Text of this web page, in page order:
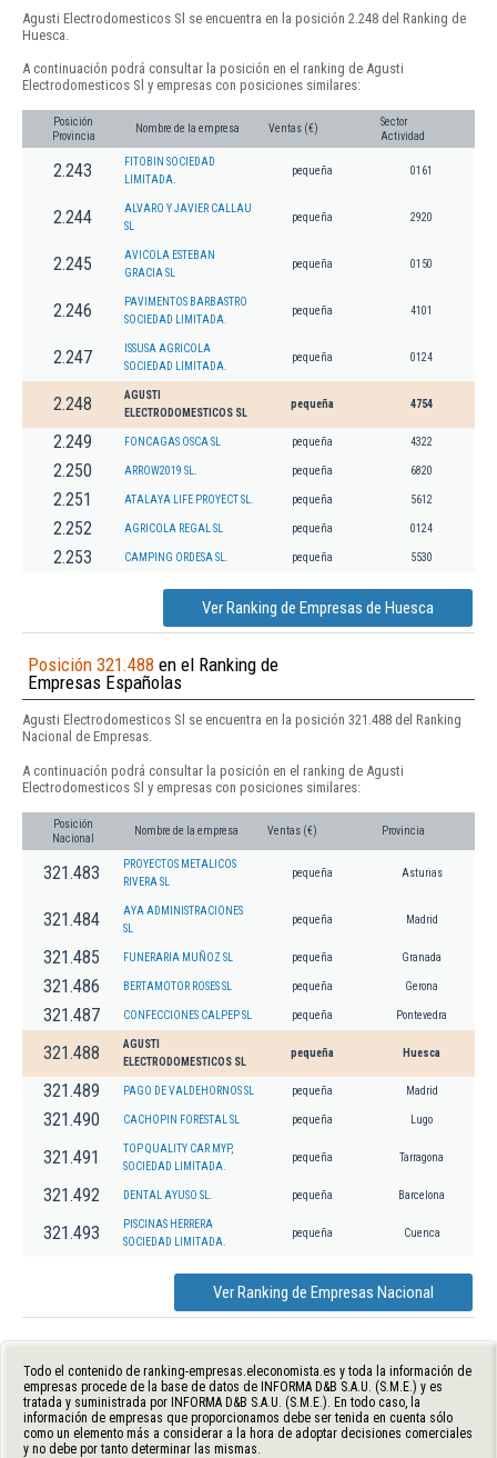
Agusti Electrodomesticos Sl se encuentra en la posición 2.248 del Ranking de
Huesca.
A continuación podrá consultar la posición en el ranking de Agusti
Electrodomesticos Sl y empresas con posiciones similares:
Posición
Provincia
Nombre de la empresa Ventas (€)
Sector
Actividad
2.243
FITOBIN SOCIEDAD
LIMITADA.
pequeña 0161
2.244
ALVARO Y JAVIER CALLAU
SL
pequeña 2920
2.245
AVICOLA ESTEBAN
GRACIA SL
pequeña 0150
2.246
PAVIMENTOS BARBASTRO
SOCIEDAD LIMITADA.
pequeña 4101
2.247
ISSUSA AGRICOLA
SOCIEDAD LIMITADA.
pequeña 0124
2.248
AGUSTI
ELECTRODOMESTICOS SL
pequeña 4754
2.249 FONCAGAS OSCA SL pequeña 4322
2.250 ARROW2019 SL. pequeña 6820
2.251 ATALAYA LIFE PROYECT SL. pequeña 5612
2.252 AGRICOLA REGAL SL pequeña 0124
2.253 CAMPING ORDESA SL. pequeña 5530
Ver Ranking de Empresas de Huesca
Posición 321.488 en el Ranking de
Empresas Españolas
Agusti Electrodomesticos Sl se encuentra en la posición 321.488 del Ranking
Nacional de Empresas.
A continuación podrá consultar la posición en el ranking de Agusti
Electrodomesticos Sl y empresas con posiciones similares:
Posición
Nacional
Nombre de la empresa Ventas (€) Provincia
321.483
PROYECTOS METALICOS
RIVERA SL
pequeña Asturias
321.484
AYA ADMINISTRACIONES
SL
pequeña Madrid
321.485 FUNERARIA MUÑOZ SL pequeña Granada
321.486 BERTAMOTOR ROSES SL pequeña Gerona
321.487 CONFECCIONES CALPEP SL pequeña Pontevedra
321.488
AGUSTI
ELECTRODOMESTICOS SL
pequeña Huesca
321.489 PAGO DE VALDEHORNOS SL pequeña Madrid
321.490 CACHOPIN FORESTAL SL pequeña Lugo
321.491
TOP QUALITY CAR MYP,
SOCIEDAD LIMITADA.
pequeña Tarragona
321.492 DENTAL AYUSO SL. pequeña Barcelona
321.493
PISCINAS HERRERA
SOCIEDAD LIMITADA.
pequeña Cuenca
Ver Ranking de Empresas Nacional
Todo el contenido de ranking-empresas.eleconomista.es y toda la información de
empresas procede de la base de datos de INFORMA D&B S.A.U. (S.M.E.) y es
tratada y suministrada por INFORMA D&B S.A.U. (S.M.E.). En todo caso, la
información de empresas que proporcionamos debe ser tenida en cuenta sólo
como un elemento más a considerar a la hora de adoptar decisiones comerciales
y no debe por tanto determinar las mismas.